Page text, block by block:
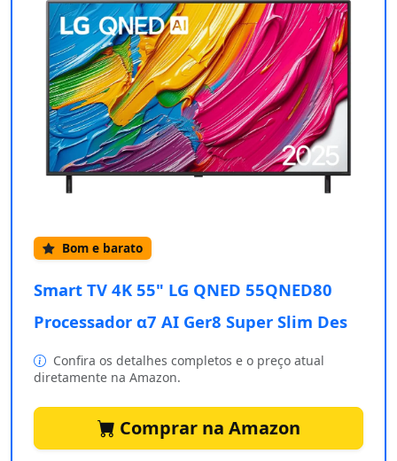
Bom e barato
Smart TV 4K 55" LG QNED 55QNED80
Processador α7 AI Ger8 Super Slim Des
Confira os detalhes completos e o preço atual
diretamente na Amazon.
Comprar na Amazon